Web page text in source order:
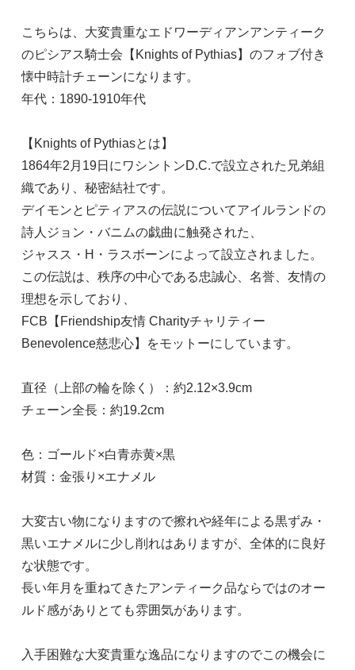
こちらは、大変貴重なエドワーディアンアンティーク
のピシアス騎士会【Knights of Pythias】のフォブ付き
懐中時計チェーンになります。
年代：1890-1910年代
【Knights of Pythiasとは】
1864年2月19日にワシントンD.C.で設立された兄弟組
織であり、秘密結社です。
デイモンとピティアスの伝説についてアイルランドの
詩人ジョン・バニムの戯曲に触発された、
ジャスス・H・ラスボーンによって設立されました。
この伝説は、秩序の中心である忠誠心、名誉、友情の
理想を示しており、
FCB【Friendship友情 Charityチャリティー
Benevolence慈悲心】をモットーにしています。
直径（上部の輪を除く）：約2.12×3.9cm
チェーン全長：約19.2cm
色：ゴールド×白青赤黄×黒
材質：金張り×エナメル
大変古い物になりますので擦れや経年による黒ずみ・
黒いエナメルに少し削れはありますが、全体的に良好
な状態です。
長い年月を重ねてきたアンティーク品ならではのオー
ルド感がありとても雰囲気があります。
入手困難な大変貴重な逸品になりますのでこの機会に